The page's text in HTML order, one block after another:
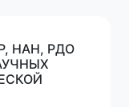
НАН, РДО